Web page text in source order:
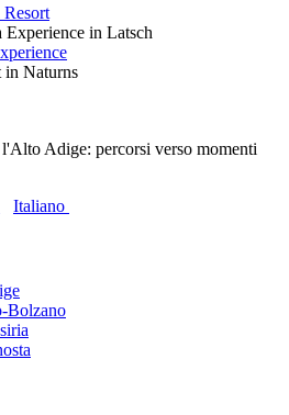
l'Alto Adige: percorsi verso momenti
Italiano
Bolzano